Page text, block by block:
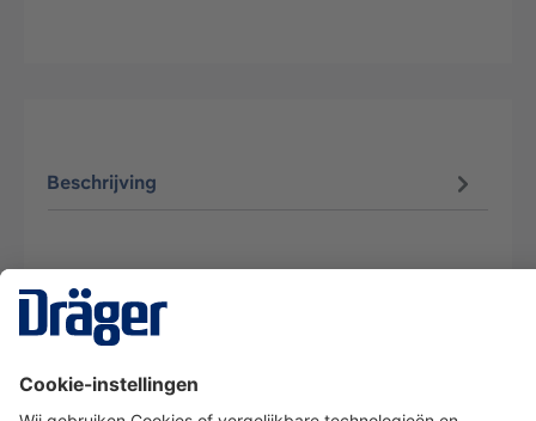
Beschrijving